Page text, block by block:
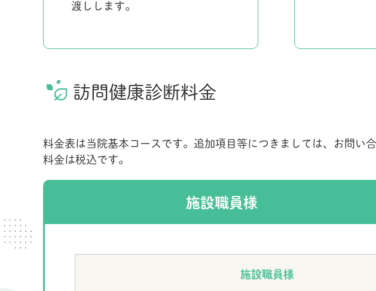
渡しします。
訪問健康診断料金
料金表は当院基本コースです。追加項目等につきましては、お問い合
料金は税込です。
施設職員様
施設職員様